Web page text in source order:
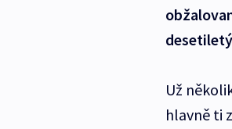
Už
hlavně ti